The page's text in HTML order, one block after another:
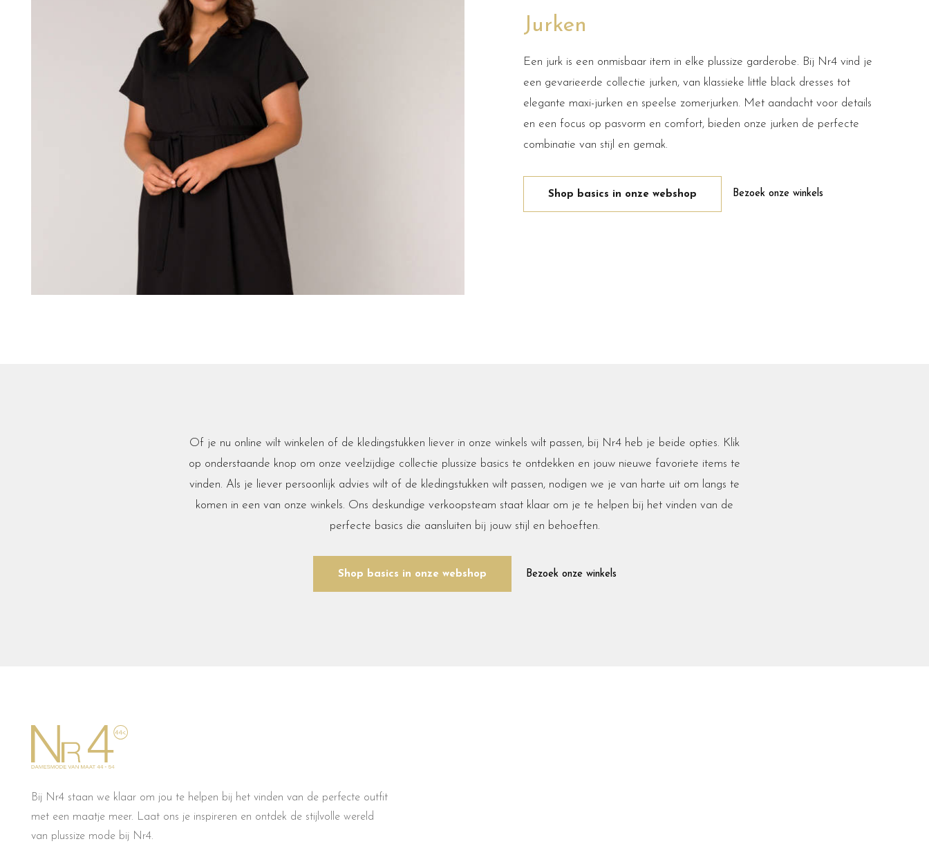
Jurken
Een jurk is een onmisbaar item in elke plussize garderobe. Bij Nr4 vind je
een gevarieerde collectie jurken, van klassieke little black dresses tot
elegante maxi-jurken en speelse zomerjurken. Met aandacht voor details
en een focus op pasvorm en comfort, bieden onze jurken de perfecte
combinatie van stijl en gemak.
Shop basics in onze webshop Bezoek onze winkels
Of je nu online wilt winkelen of de kledingstukken liever in onze winkels wilt passen, bij Nr4 heb je beide opties. Klik
op onderstaande knop om onze veelzijdige collectie plussize basics te ontdekken en jouw nieuwe favoriete items te
vinden. Als je liever persoonlijk advies wilt of de kledingstukken wilt passen, nodigen we je van harte uit om langs te
komen in een van onze winkels. Ons deskundige verkoopsteam staat klaar om je te helpen bij het vinden van de
perfecte basics die aansluiten bij jouw stijl en behoeften.
Shop basics in onze webshop Bezoek onze winkels
Bij Nr4 staan we klaar om jou te helpen bij het vinden van de perfecte outfit
met een maatje meer. Laat ons je inspireren en ontdek de stijlvolle wereld
van plussize mode bij Nr4.